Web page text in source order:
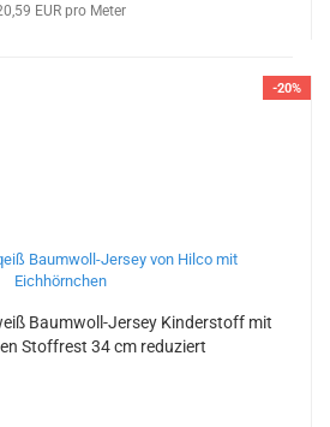
EUR pro Meter
-20%
Baumwoll-Jersey Kinderstoff mit
Stoffrest 34 cm reduziert